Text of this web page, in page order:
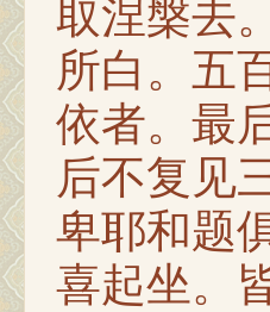
取涅槃去
所白。五
依者。最
后不复见
卑耶和题
喜起坐。